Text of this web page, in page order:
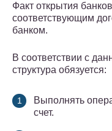
Факт открытия
соответствующим
банком.
В соответствии с
структура обязуется:
Выполнять
счет.